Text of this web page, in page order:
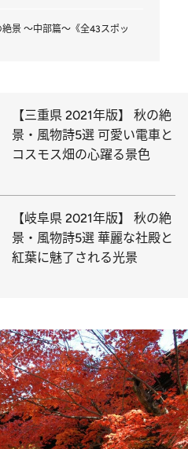
景 ～中部篇～《全43スポッ
【三重県 2021年版】 秋の絶
景・風物詩5選 可愛い電車と
コスモス畑の心躍る景色
【岐阜県 2021年版】 秋の絶
景・風物詩5選 華麗な社殿と
紅葉に魅了される光景